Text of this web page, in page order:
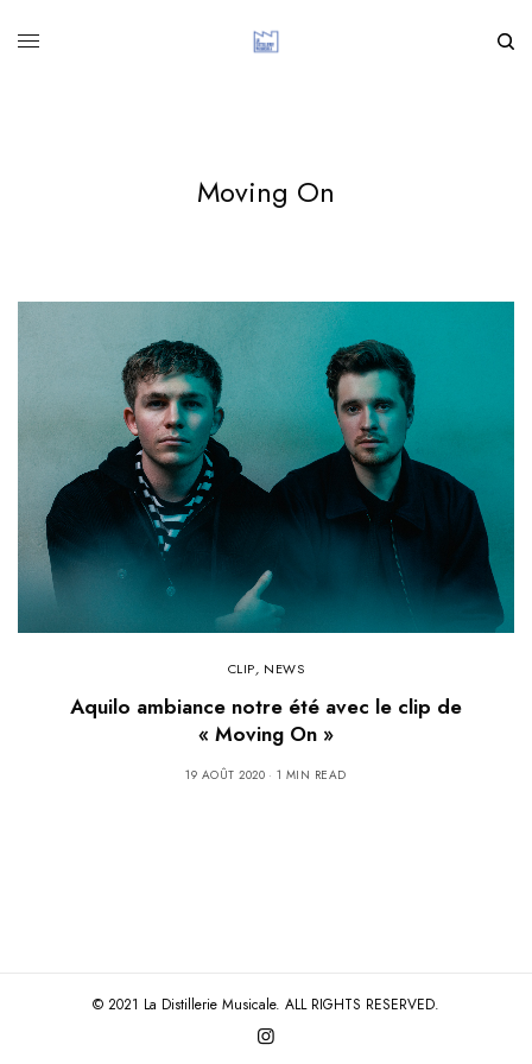
Moving On
CLIP, NEWS
Aquilo ambiance notre été avec le clip de
« Moving On »
19 AOÛT 2020 1 MIN READ
© 2021 La Distillerie Musicale. ALL RIGHTS RESERVED.